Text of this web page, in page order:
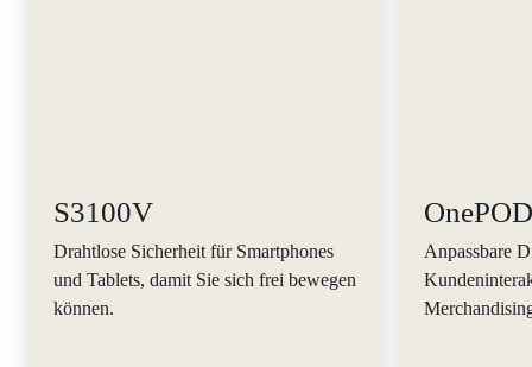
S3100V
Drahtlose Sicherheit für Smartphones
und Tablets, damit Sie sich frei bewegen
können.
OnePOD
Anpassbare